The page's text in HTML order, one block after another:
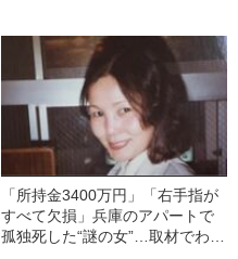
「所持金3400万円」「右手指が
すべて欠損」兵庫のアパートで
孤独死した“謎の女”…取材でわか